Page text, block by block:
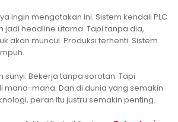
ingin mengatakan ini. Sistem kendali PLC
jadi headline utama. Tapi tanpa dia,
akan muncul. Produksi terhenti. Sistem
sunyi. Bekerja tanpa sorotan. Tapi
mana-mana. Dan di dunia yang semakin
peran itu justru semakin penting.